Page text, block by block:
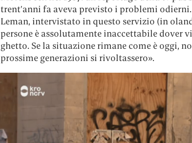
trent’anni fa aveva previsto i problemi
Leman, intervistato in questo servizio (in
persone è assolutamente inaccettabile dover
ghetto. Se la situazione rimane come è oggi,
prossime generazioni si rivoltassero».